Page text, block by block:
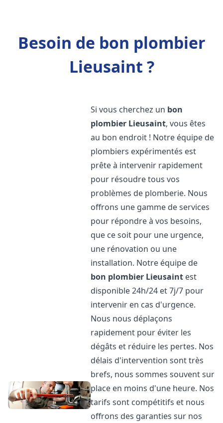
Besoin de bon plombier
Lieusaint ?
Si vous cherchez un bon
plombier Lieusaint, vous êtes
au bon endroit ! Notre équipe de
plombiers expérimentés est
prête à intervenir rapidement
pour résoudre tous vos
problèmes de plomberie. Nous
offrons une gamme de services
pour répondre à vos besoins,
que ce soit pour une urgence,
une rénovation ou une
installation. Notre équipe de
bon plombier Lieusaint est
disponible 24h/24 et 7j/7 pour
intervenir en cas d'urgence.
Nous nous déplaçons
rapidement pour éviter les
dégâts et réduire les pertes. Nos
délais d'intervention sont très
brefs, nous sommes souvent sur
place en moins d'une heure. Nos
tarifs sont compétitifs et nous
offrons des garanties sur nos